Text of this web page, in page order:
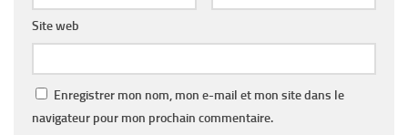
Site web
Enregistrer mon nom, mon e-mail et mon site dans le
navigateur pour mon prochain commentaire.